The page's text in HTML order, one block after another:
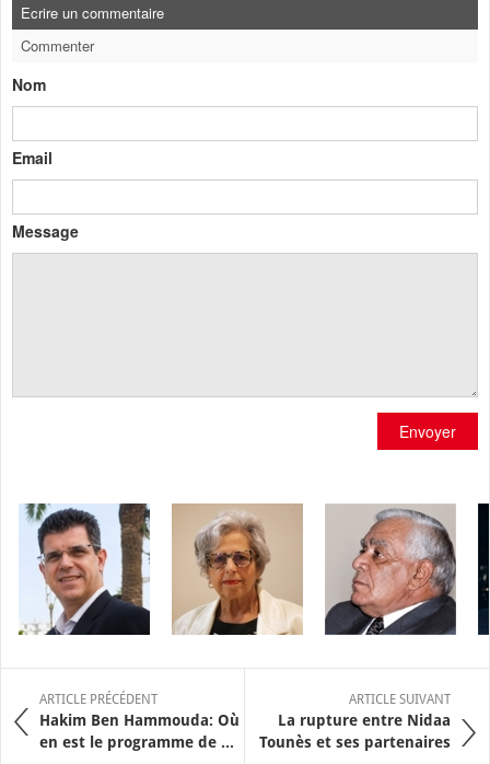
Ecrire un commentaire
Commenter
Nom
Email
Message
Envoyer
ARTICLE PRÉCÉDENT
Hakim Ben Hammouda: Où
en est le programme de ...
ARTICLE SUIVANT
La rupture entre Nidaa
Tounès et ses partenaires